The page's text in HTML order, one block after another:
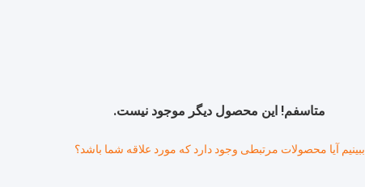
متاسفم! این محصول دیگر موجود نیست.
ببینیم آیا محصولات مرتبطی وجود دارد که مورد علاقه شما باشد؟